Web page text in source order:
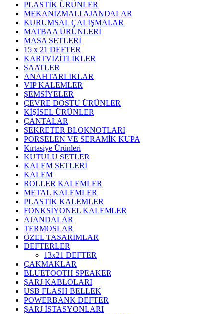
PLASTİK ÜRÜNLER
MEKANİZMALI AJANDALAR
KURUMSAL ÇALIŞMALAR
MATBAA ÜRÜNLERİ
MASA SETLERİ
15 x 21 DEFTER
KARTVİZİTLİKLER
SAATLER
ANAHTARLIKLAR
VIP KALEMLER
ŞEMSİYELER
ÇEVRE DOSTU ÜRÜNLER
KİŞİSEL ÜRÜNLER
ÇANTALAR
SEKRETER BLOKNOTLARI
PORSELEN VE SERAMİK KUPA
Kırtasiye Ürünleri
KUTULU SETLER
KALEM SETLERİ
KALEM
ROLLER KALEMLER
METAL KALEMLER
PLASTİK KALEMLER
FONKSİYONEL KALEMLER
AJANDALAR
TERMOSLAR
ÖZEL TASARIMLAR
DEFTERLER
13x21 DEFTER
ÇAKMAKLAR
BLUETOOTH SPEAKER
ŞARJ KABLOLARI
USB FLASH BELLEK
POWERBANK DEFTER
ŞARJ İSTASYONLARI